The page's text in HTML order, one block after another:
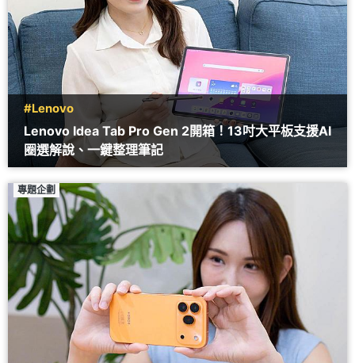
#Lenovo
Lenovo Idea Tab Pro Gen 2開箱！13吋大平板支援AI
圈選解說、一鍵整理筆記
專題企劃